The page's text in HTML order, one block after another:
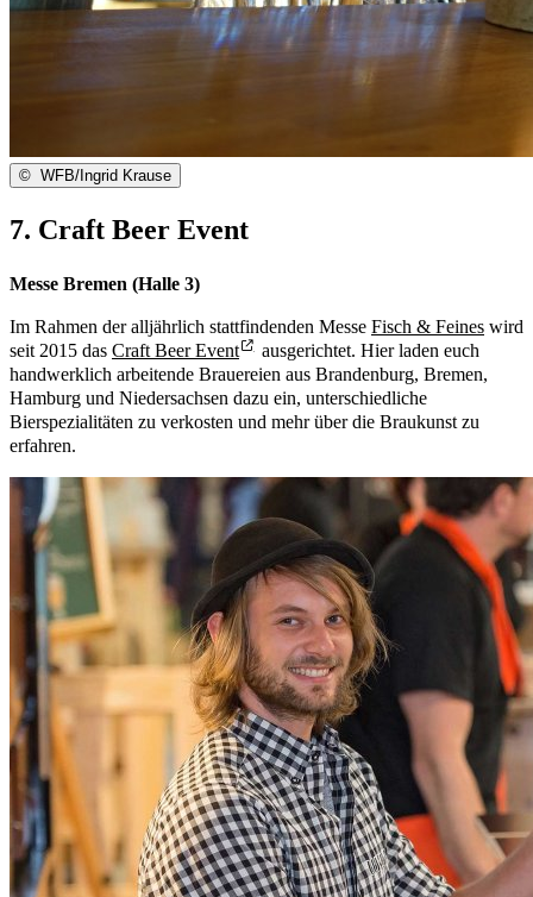
© WFB/Ingrid Krause
7. Craft Beer Event
Messe Bremen (Halle 3)
Im Rahmen der alljährlich stattfindenden Messe Fisch & Feines wird
seit 2015 das Craft Beer Event
ausgerichtet. Hier laden euch
handwerklich arbeitende Brauereien aus Brandenburg, Bremen,
Hamburg und Niedersachsen dazu ein, unterschiedliche
Bierspezialitäten zu verkosten und mehr über die Braukunst zu
erfahren.